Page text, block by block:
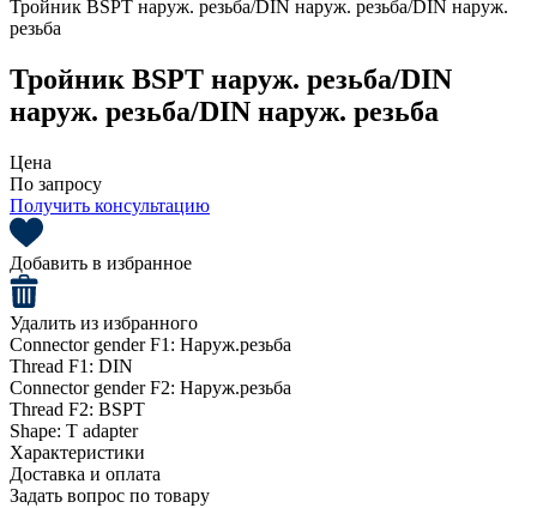
Тройник BSPT наруж. резьба/DIN наруж. резьба/DIN наруж.
резьба
Тройник BSPT наруж. резьба/DIN
наруж. резьба/DIN наруж. резьба
Цена
По запросу
Получить консультацию
Добавить в избранное
Удалить из избранного
Connector gender F1: Наруж.резьба
Thread F1: DIN
Connector gender F2: Наруж.резьба
Thread F2: BSPT
Shape: T adapter
Характеристики
Доставка и оплата
Задать вопрос по товару